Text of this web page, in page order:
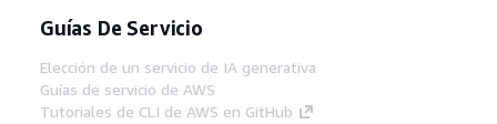
Guías De Servicio
Elección de un servicio de IA generativa
Guías de servicio de AWS
Tutoriales de CLI de AWS en GitHub